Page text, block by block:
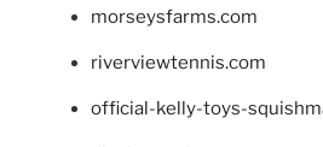
morseysfarms.com
riverviewtennis.com
official-kelly-toys-